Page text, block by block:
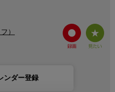
）
ンダー登録